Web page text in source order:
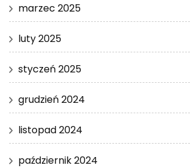
marzec 2025
luty 2025
styczeń 2025
grudzień 2024
listopad 2024
październik 2024